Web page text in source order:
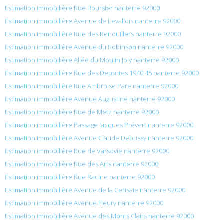
Estimation immobilière Rue Boursier nanterre 92000
Estimation immobilière Avenue de Levallois nanterre 92000
Estimation immobilière Rue des Renouillers nanterre 92000
Estimation immobilière Avenue du Robinson nanterre 92000
Estimation immobilière Allée du Moulin Joly nanterre 92000
Estimation immobilière Rue des Deportes 1940 45 nanterre 92000
Estimation immobilière Rue Ambroise Pare nanterre 92000
Estimation immobilière Avenue Augustine nanterre 92000
Estimation immobilière Rue de Metz nanterre 92000
Estimation immobilière Passage Jacques Prévert nanterre 92000
Estimation immobilière Avenue Claude Debussy nanterre 92000
Estimation immobilière Rue de Varsovie nanterre 92000
Estimation immobilière Rue des Arts nanterre 92000
Estimation immobilière Rue Racine nanterre 92000
Estimation immobilière Avenue de la Cerisaie nanterre 92000
Estimation immobilière Avenue Fleury nanterre 92000
Estimation immobilière Avenue des Monts Clairs nanterre 92000